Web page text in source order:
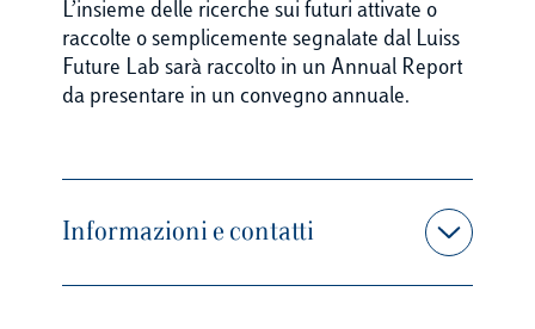
L’insieme delle ricerche sui futuri attivate o
raccolte o semplicemente segnalate dal Luiss
Future Lab sarà raccolto in un Annual Report
da presentare in un convegno annuale.
Informazioni e contatti